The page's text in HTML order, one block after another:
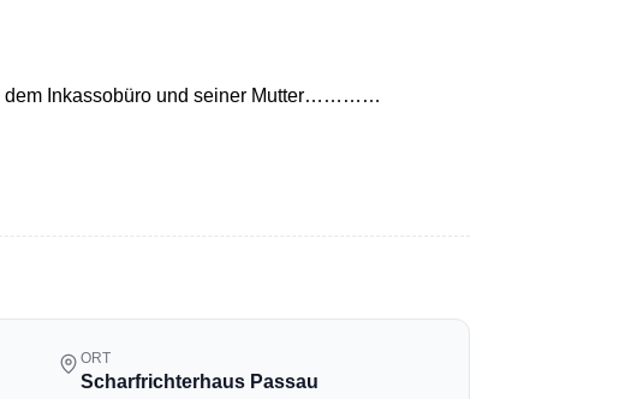
dem Inkassobüro und seiner Mutter…………
ORT
Scharfrichterhaus Passau